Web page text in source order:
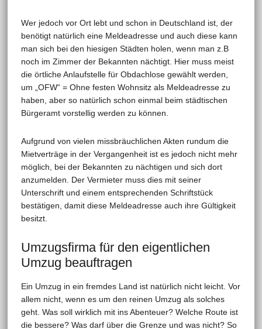
Wer jedoch vor Ort lebt und schon in Deutschland ist, der
benötigt natürlich eine Meldeadresse und auch diese kann
man sich bei den hiesigen Städten holen, wenn man z.B
noch im Zimmer der Bekannten nächtigt. Hier muss meist
die örtliche Anlaufstelle für Obdachlose gewählt werden,
um „OFW“ = Ohne festen Wohnsitz als Meldeadresse zu
haben, aber so natürlich schon einmal beim städtischen
Bürgeramt vorstellig werden zu können.
Aufgrund von vielen missbräuchlichen Akten rundum die
Mietverträge in der Vergangenheit ist es jedoch nicht mehr
möglich, bei der Bekannten zu nächtigen und sich dort
anzumelden. Der Vermieter muss dies mit seiner
Unterschrift und einem entsprechenden Schriftstück
bestätigen, damit diese Meldeadresse auch ihre Gültigkeit
besitzt.
Umzugsfirma für den eigentlichen
Umzug beauftragen
Ein Umzug in ein fremdes Land ist natürlich nicht leicht. Vor
allem nicht, wenn es um den reinen Umzug als solches
geht. Was soll wirklich mit ins Abenteuer? Welche Route ist
die bessere? Was darf über die Grenze und was nicht? So